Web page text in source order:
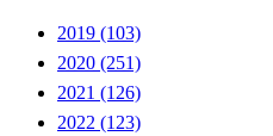
2019 (103)
2020 (251)
2021 (126)
2022 (123)